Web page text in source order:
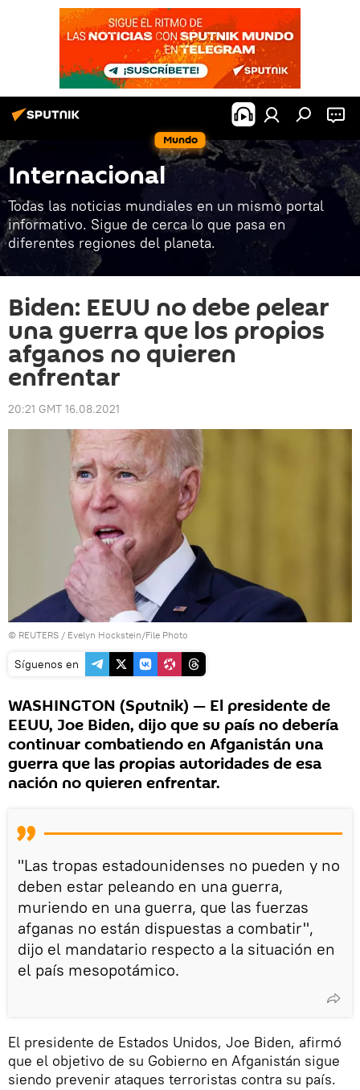
Mundo
Internacional
Todas las noticias mundiales en un mismo portal
informativo. Sigue de cerca lo que pasa en
diferentes regiones del planeta.
Biden: EEUU no debe pelear
una guerra que los propios
afganos no quieren
enfrentar
20:21 GMT 16.08.2021
© REUTERS / Evelyn Hockstein/File Photo
Síguenos en
WASHINGTON (Sputnik) — El presidente de
EEUU, Joe Biden, dijo que su país no debería
continuar combatiendo en Afganistán una
guerra que las propias autoridades de esa
nación no quieren enfrentar.
"Las tropas estadounidenses no pueden y no
deben estar peleando en una guerra,
muriendo en una guerra, que las fuerzas
afganas no están dispuestas a combatir",
dijo el mandatario respecto a la situación en
el país mesopotámico.
El presidente de Estados Unidos, Joe Biden, afirmó
que el objetivo de su Gobierno en Afganistán sigue
siendo prevenir ataques terroristas contra su país.